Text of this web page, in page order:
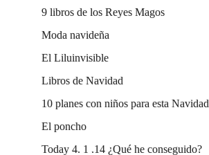
9 libros de los Reyes Magos
Moda navideña
El Liluinvisible
Libros de Navidad
10 planes con niños para esta Navidad
El poncho
Today 4. 1 .14 ¿Qué he conseguido?